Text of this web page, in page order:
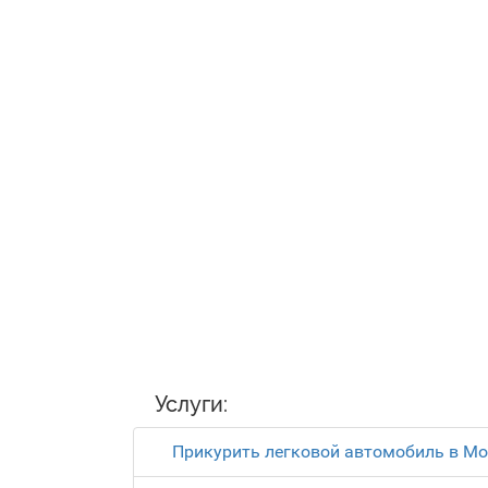
Услуги:
Прикурить легковой автомобиль в